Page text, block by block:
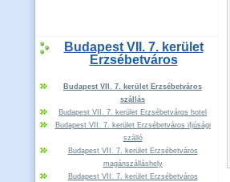
Budapest VII. 7. kerület
Erzsébetváros
Budapest VII. 7. kerület Erzsébetváros
szállás
Budapest VII. 7. kerület Erzsébetváros hotel
Budapest VII. 7. kerület Erzsébetváros ifjúsági
szálló
Budapest VII. 7. kerület Erzsébetváros
magánszálláshely
Budapest VII. 7. kerület Erzsébetváros